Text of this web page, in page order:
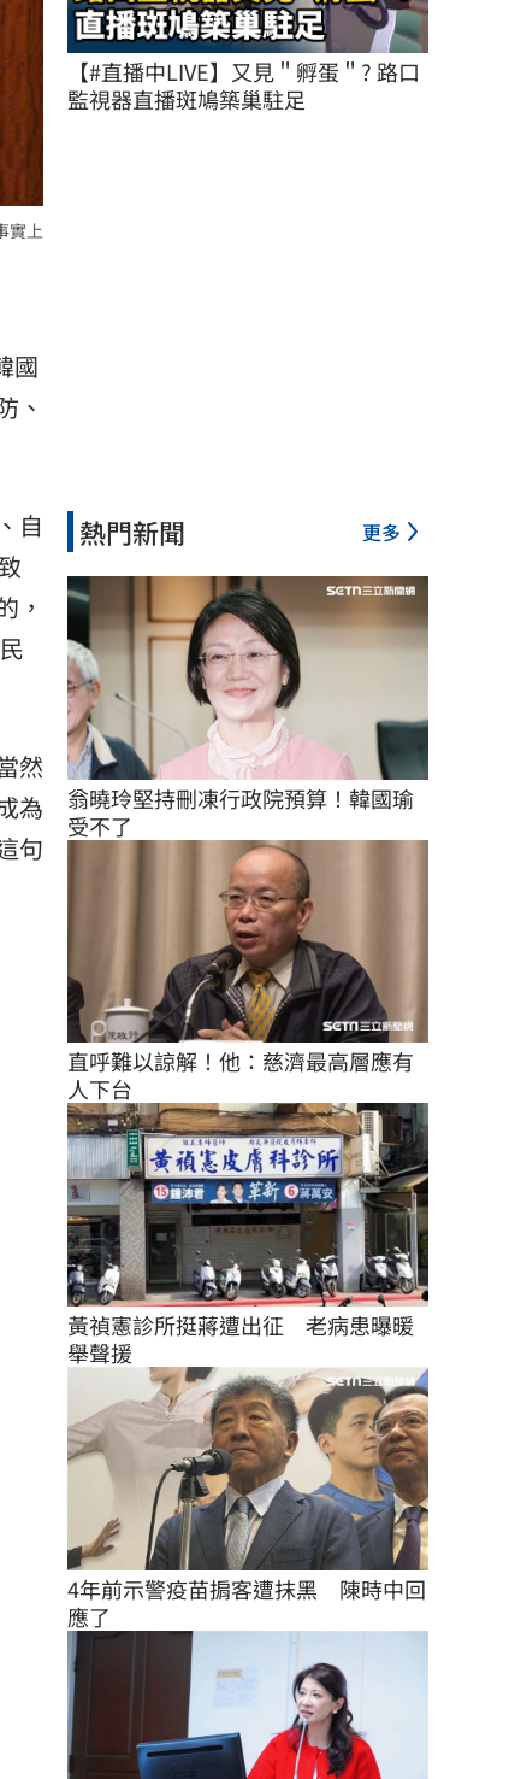
實上
國
、
自
，
然
為
句
【#直播中LIVE】又見＂孵蛋＂? 路口
監視器直播斑鳩築巢駐足
熱門新聞 更多
翁曉玲堅持刪凍行政院預算！韓國瑜
受不了
直呼難以諒解！他：慈濟最高層應有
人下台
黃禎憲診所挺蔣遭出征　老病患曝暖
舉聲援
4年前示警疫苗掮客遭抹黑　陳時中回
應了